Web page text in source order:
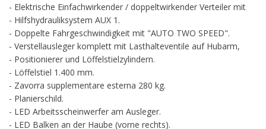
- Elektrische Einfachwirkender / doppeltwirkender Verteiler mit
- Hilfshydrauliksystem AUX 1.
- Doppelte Fahrgeschwindigkeit mit "AUTO TWO SPEED".
- Verstellausleger komplett mit Lasthalteventile auf Hubarm,
- Positionierer und Löffelstielzylindern.
- Löffelstiel 1.400 mm.
- Zavorra supplementare esterna 280 kg.
- Planierschild.
- LED Arbeitsscheinwerfer am Ausleger.
- LED Balken an der Haube (vorne rechts).